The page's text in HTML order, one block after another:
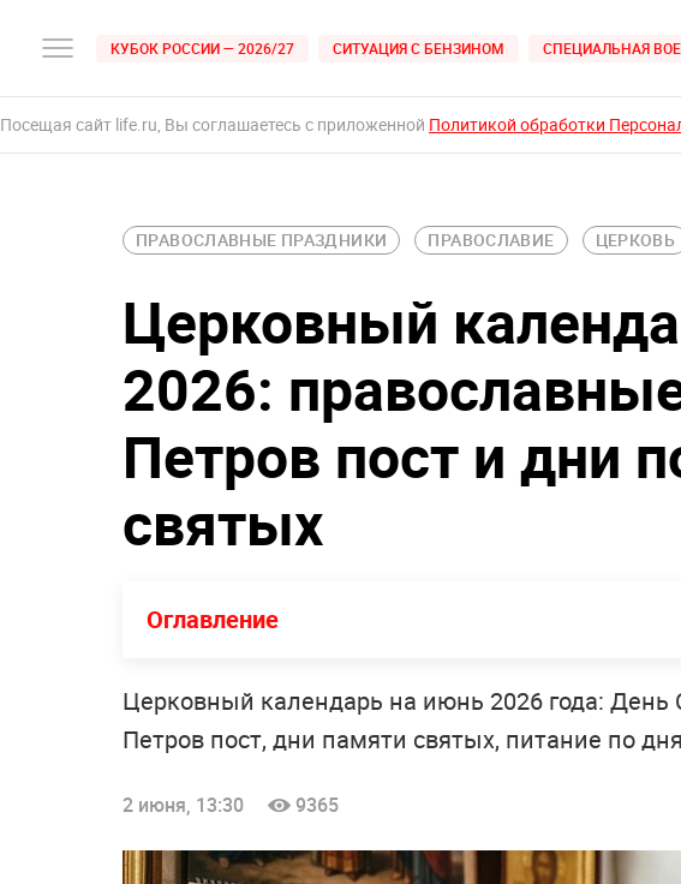
КУБОК РОССИИ — 2026/27 СИТУАЦИЯ С БЕНЗИНОМ СПЕЦИАЛЬНАЯ
Посещая сайт life.ru, Вы соглашаетесь с приложенной Политикой обработки
ПРАВОСЛАВНЫЕ ПРАЗДНИКИ ПРАВОСЛАВИЕ ЦЕРКОВЬ
Церковный
2026:
Петров пост и дни
святых
Оглавление
Церковный календарь на июнь 2026 года: День
Петров пост, дни памяти святых, питание по
2 июня, 13:30 9365